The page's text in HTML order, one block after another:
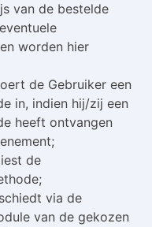
van de bestelde
worden hier
de Gebruiker een
in, indien hij/zij een
heeft ontvangen
de
via de
van de gekozen